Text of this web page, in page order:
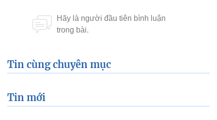
Tin cùng chuyên mục
Tin mới